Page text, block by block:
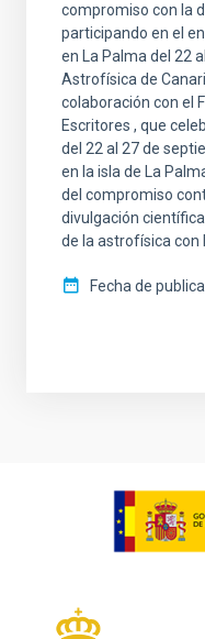
compromiso con la
participando en el
en La Palma del 22
Astrofísica de
colaboración con el
Escritores , que
del 22 al 27 de
en la isla de La
del compromiso
divulgación
de la astrofísica con
Fecha de